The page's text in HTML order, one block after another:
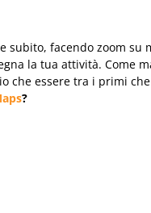
subito, facendo zoom su
la tua attività. Come
che essere tra i primi
?